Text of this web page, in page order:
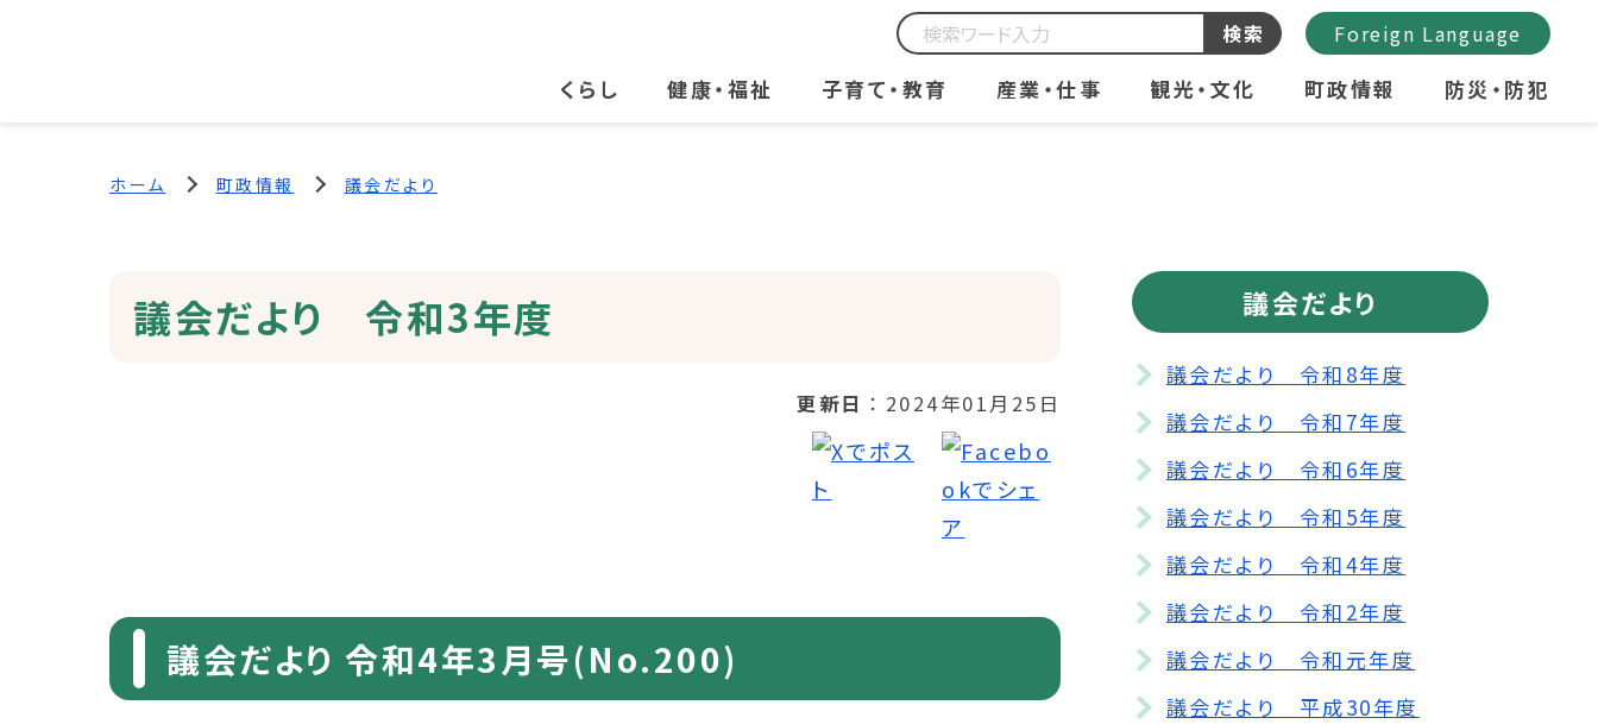
くらし 健康・福祉 子育て・教育 産業・仕事 観光・文化 町政情報 防災・防犯
検索 Foreign Language
ホーム 町政情報 議会だより
議会だより 令和3年度
更新日 2024年01月25日
議会だより 令和4年3月号(No.200)
議会だより
議会だより 令和8年度
議会だより 令和7年度
議会だより 令和6年度
議会だより 令和5年度
議会だより 令和4年度
議会だより 令和2年度
議会だより 令和元年度
議会だより 平成30年度